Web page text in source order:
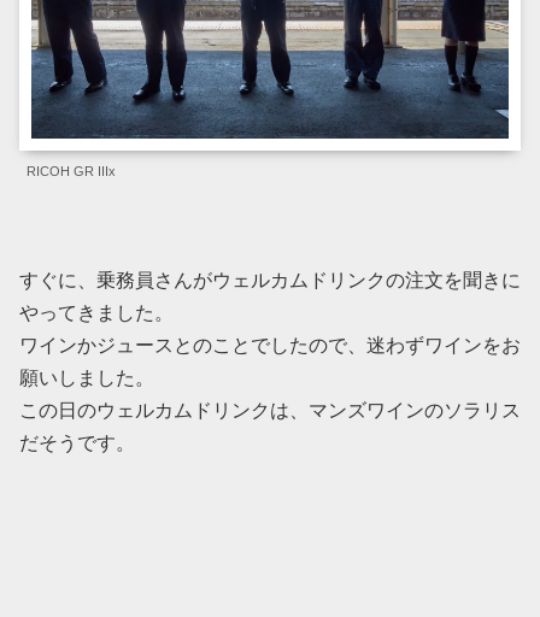
RICOH GR IIIx
すぐに、乗務員さんがウェルカムドリンクの注文を聞きに
やってきました。
ワインかジュースとのことでしたので、迷わずワインをお
願いしました。
この日のウェルカムドリンクは、マンズワインのソラリス
だそうです。